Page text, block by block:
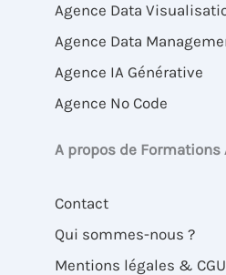
Agence Data
Agence Data
Agence IA Générative
Agence No Code
A propos de
Contact
Qui sommes-nous ?
Mentions légales & CGU